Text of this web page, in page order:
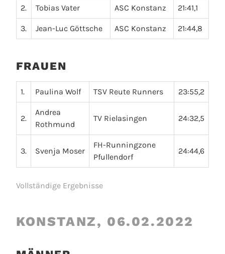
2. Tobias Vater ASC Konstanz 21:41,1
3. Jean-Luc Göttsche ASC Konstanz 21:44,8
FRAUEN
1. Paulina Wolf TSV Reute Runners 23:55,2
2.
Andrea
Rothmund
TV Rielasingen 24:32,5
3. Svenja Moser
FH-Runningzone
Pfullendorf
24:44,6
Vollständige Ergebnisse
KONSTANZ, 06.02.2022